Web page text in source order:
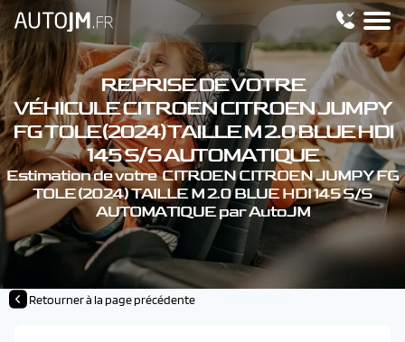
REPRISE DE VOTRE
VÉHICULE CITROEN CITROEN JUMPY
FG TOLE (2024) TAILLE M 2.0 BLUE HDI
145 S/S AUTOMATIQUE
Estimation de votre CITROEN CITROEN JUMPY FG
TOLE (2024) TAILLE M 2.0 BLUE HDI 145 S/S
AUTOMATIQUE par AutoJM
Retourner à la page précédente